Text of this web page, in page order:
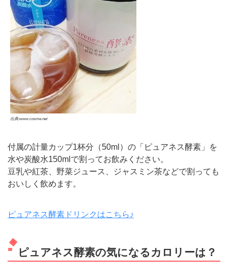
出典:www.cosme.net
付属の計量カップ1杯分（50ml）の「ピュアネス酵素」を
水や炭酸水150mlで割ってお飲みください。
豆乳や紅茶、野菜ジュース、ジャスミン茶などで割っても
おいしく飲めます。
ピュアネス酵素ドリンクはこちら♪
ピュアネス酵素の気になるカロリーは？